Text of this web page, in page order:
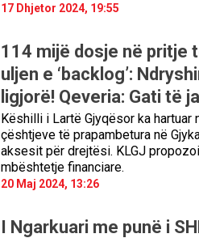
17 Dhjetor 2024, 19:55
114 mijë dosje në pritje
uljen e ‘backlog’:
ligjorë! Qeveria: Gati të
Këshilli i Lartë Gjyqësor ka
çështjeve të prapambetura në
aksesit për drejtësi. KLGJ
mbështetje financiare.
20 Maj 2024, 13:26
I Ngarkuari me punë i